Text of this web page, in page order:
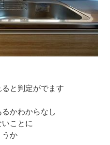
と判定がでます
かわからなし
ことに
うか